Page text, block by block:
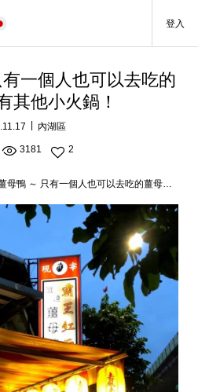
登入
一個人也可以去吃的
其他小火鍋！
內湖區
3181 2
鴨 ～ 只有一個人也可以去吃的薑母鴨還有其他小火鍋！